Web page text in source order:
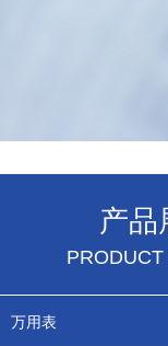
产品
万用表